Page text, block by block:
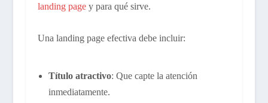
landing pagey para qué sirve.
Una landing page efectiva debe incluir:
Título atractivo: Que capte la atención
inmediatamente.